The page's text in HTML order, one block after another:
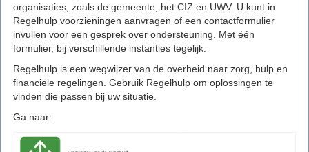
organisaties, zoals de gemeente, het CIZ en UWV. U kunt in
Regelhulp voorzieningen aanvragen of een contactformulier
invullen voor een gesprek over ondersteuning. Met één
formulier, bij verschillende instanties tegelijk.
Regelhulp is een wegwijzer van de overheid naar zorg, hulp en
financiële regelingen. Gebruik Regelhulp om oplossingen te
vinden die passen bij uw situatie.
Ga naar: